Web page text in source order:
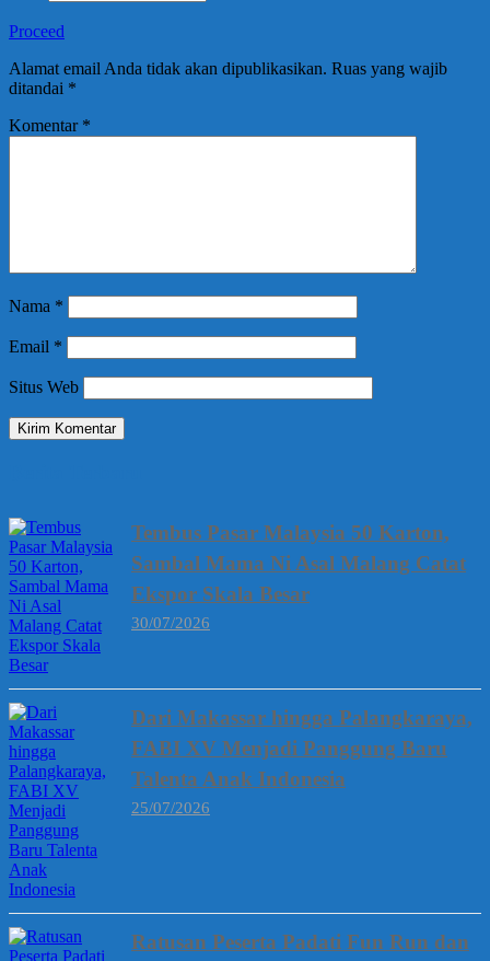
Proceed
Alamat email Anda tidak akan dipublikasikan. Ruas yang wajib
ditandai *
Komentar *
Nama *
Email *
Situs Web
Tembus Pasar Malaysia 50 Karton,
Sambal Mama Ni Asal Malang Catat
Ekspor Skala Besar
30/07/2026
Dari Makassar hingga Palangkaraya,
FABI XV Menjadi Panggung Baru
Talenta Anak Indonesia
25/07/2026
Ratusan Peserta Padati Fun Run dan